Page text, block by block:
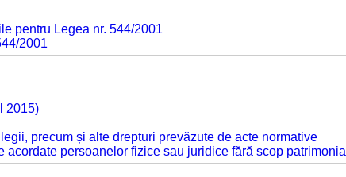
pentru Legea nr. 544/2001
2001
2015)
precum și alte drepturi prevăzute de acte normative
persoanelor fizice sau juridice fără scop patrimonial